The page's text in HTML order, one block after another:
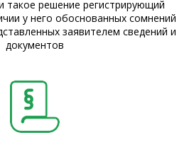
такое решение регистрирующий
у него обоснованных сомнений
заявителем сведений и
документов